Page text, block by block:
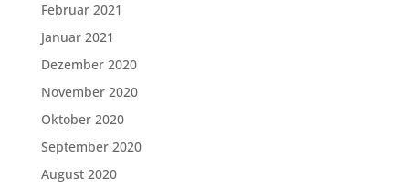
Februar 2021
Januar 2021
Dezember 2020
November 2020
Oktober 2020
September 2020
August 2020